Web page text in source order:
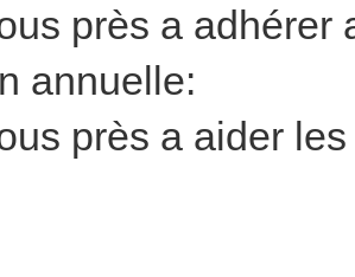
près a adhérer
annuelle:
près a aider